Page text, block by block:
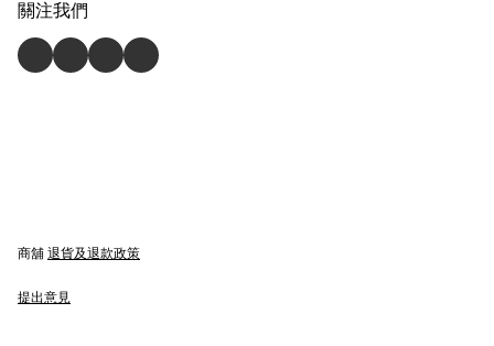
關注我們
商舖 退貨及退款政策
提出意見